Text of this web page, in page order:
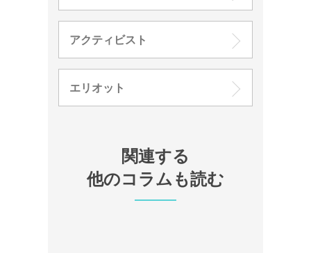
アクティビスト
エリオット
関連する
他のコラムも読む